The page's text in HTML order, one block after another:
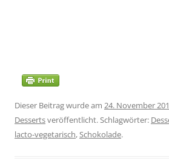
Dieser Beitrag wurde am 24. November
Dessertsveröffentlicht. Schlagwörter:
lacto-vegetarisch,Schokolade.